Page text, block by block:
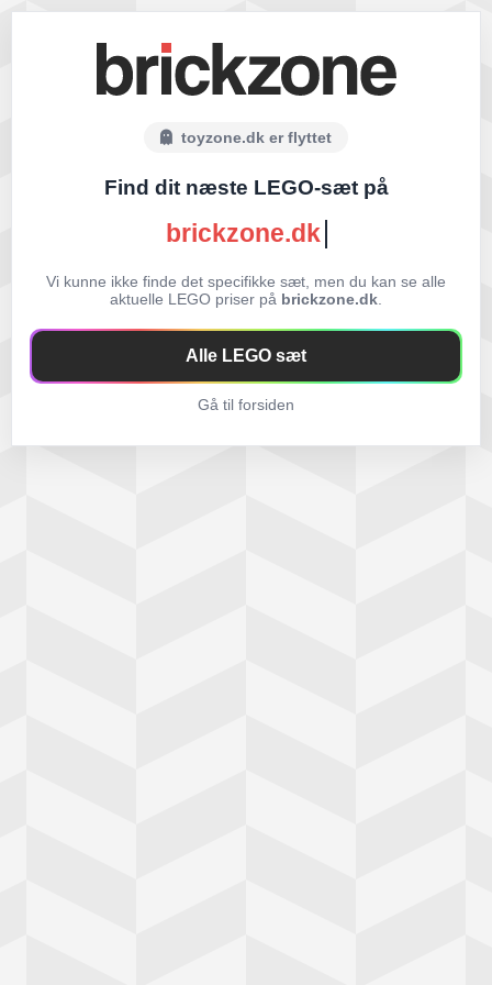
toyzone.dk er flyttet
Find dit næste LEGO-sæt på
brickzone.dk
Vi kunne ikke finde det specifikke sæt, men du kan se alle
aktuelle LEGO priser på brickzone.dk
Alle LEGO sæt
Gå til forsiden